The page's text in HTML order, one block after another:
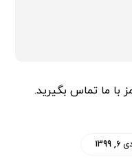
با ما تماس بگیرید.
6, 1399